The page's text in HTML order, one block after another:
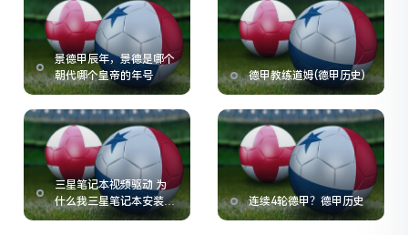
景德甲辰年，景德是哪个
朝代哪个皇帝的年号
德甲教练道姆(德甲历史)
三星笔记本视频驱动 为
什么我三星笔记本安装了
摄像头驱动却无法视屏
连续4轮德甲？德甲历史